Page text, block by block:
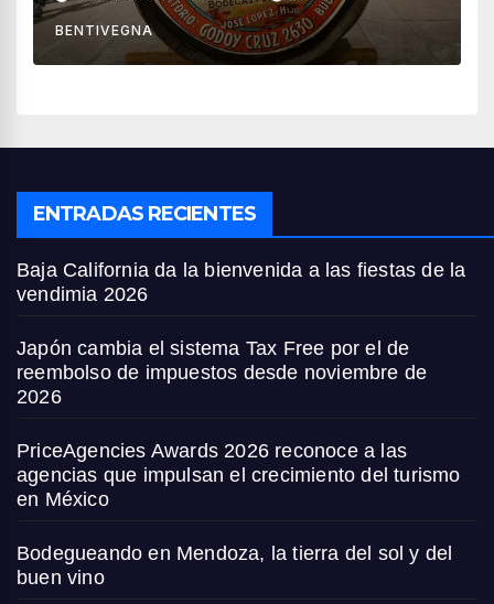
BENTIVEGNA
ENTRADAS RECIENTES
Baja California da la bienvenida a las fiestas de la
vendimia 2026
Japón cambia el sistema Tax Free por el de
reembolso de impuestos desde noviembre de
2026
PriceAgencies Awards 2026 reconoce a las
agencias que impulsan el crecimiento del turismo
en México
Bodegueando en Mendoza, la tierra del sol y del
buen vino